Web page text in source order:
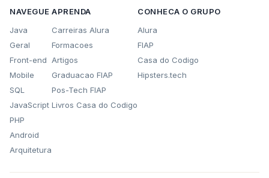
NAVEGUE
Java
Geral
Front-end
Mobile
SQL
JavaScript
PHP
Android
Arquitetura
APRENDA
Carreiras Alura
Formacoes
Artigos
Graduacao FIAP
Pos-Tech FIAP
Livros Casa do Codigo
CONHECA O GRUPO
Alura
FIAP
Casa do Codigo
Hipsters.tech